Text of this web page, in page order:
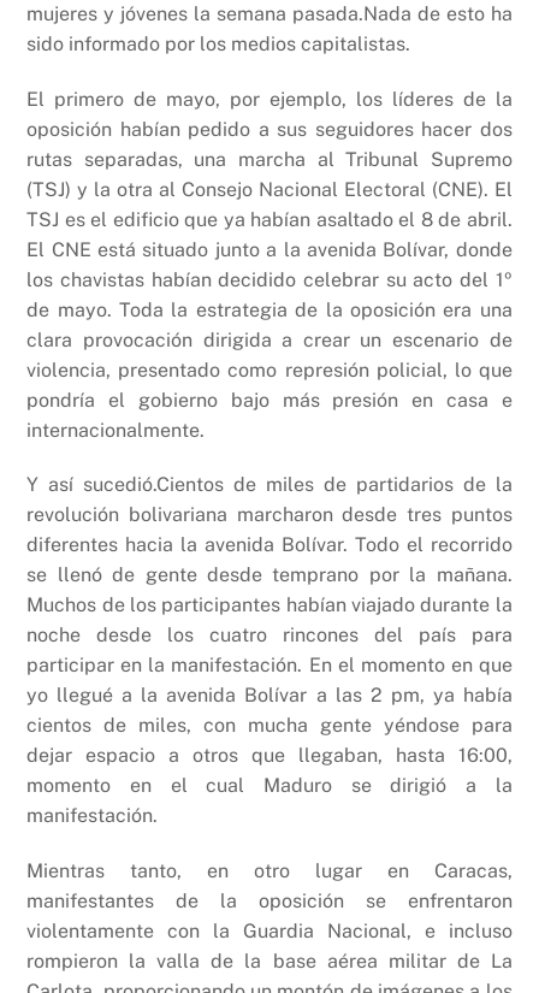
mujeres y jóvenes la semana pasada.Nada de esto ha
sido informado por los medios capitalistas.
El primero de mayo, por ejemplo, los líderes de la
oposición habían pedido a sus seguidores hacer dos
rutas separadas, una marcha al Tribunal Supremo
(TSJ) y la otra al Consejo Nacional Electoral (CNE). El
TSJ es el edificio que ya habían asaltado el 8 de abril.
El CNE está situado junto a la avenida Bolívar, donde
los chavistas habían decidido celebrar su acto del 1º
de mayo. Toda la estrategia de la oposición era una
clara provocación dirigida a crear un escenario de
violencia, presentado como represión policial, lo que
pondría el gobierno bajo más presión en casa e
internacionalmente.
Y así sucedió.Cientos de miles de partidarios de la
revolución bolivariana marcharon desde tres puntos
diferentes hacia la avenida Bolívar. Todo el recorrido
se llenó de gente desde temprano por la mañana.
Muchos de los participantes habían viajado durante la
noche desde los cuatro rincones del país para
participar en la manifestación. En el momento en que
yo llegué a la avenida Bolívar a las 2 pm, ya había
cientos de miles, con mucha gente yéndose para
dejar espacio a otros que llegaban, hasta 16:00,
momento en el cual Maduro se dirigió a la
manifestación.
Mientras tanto, en otro lugar en Caracas,
manifestantes de la oposición se enfrentaron
violentamente con la Guardia Nacional, e incluso
rompieron la valla de la base aérea militar de La